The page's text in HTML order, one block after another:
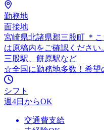
勤務地
面接地
宮崎県北諸県郡三股町 ＊
は原稿内をご確認ください
三股駅、餅原駅など
☆全国に勤務地多数！希
シフト
週4日からOK
交通費支給